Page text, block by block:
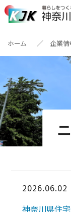
ホーム 企業
2026.06.02
神奈川県住宅